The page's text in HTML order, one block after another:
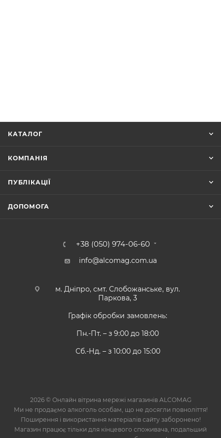
КАТАЛОГ
КОМПАНІЯ
ПУБЛІКАЦІЇ
ДОПОМОГА
+38 (050) 974-06-60
info@alcomag.com.ua
м. Дніпро, смт. Слобожанське, вул.
Паркова, 3
Графік обробки замовлень:
Пн.-Пт. – з 9:00 до 18:00
Сб.-Нд. – з 10:00 до 15:00
2026 © Онлайн вітрина мережі магазинів ALCOMAG
Ми не продаємо алкоголь особам, що не досягли повноліття!
Поширення і використання матеріалів сайту заборонено!
Магазин працює тільки для кінцевого споживача, подальший